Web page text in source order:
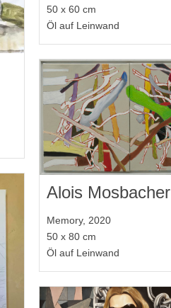
50 x 60 cm
Öl auf Leinwand
Alois Mosbacher
Memory, 2020
50 x 80 cm
Öl auf Leinwand